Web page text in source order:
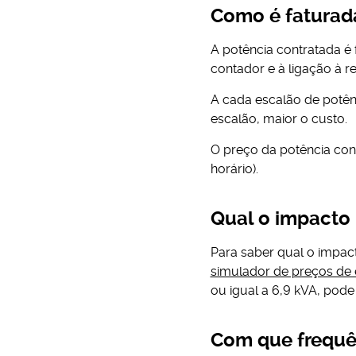
Como é
A potência contratada
contador e à ligação à
A cada escalão de
escalão, maior o custo.
O preço da potência
horário).
Qual o
Para saber qual o
simulador de preços de
ou igual a 6,9 kVA,
Com que